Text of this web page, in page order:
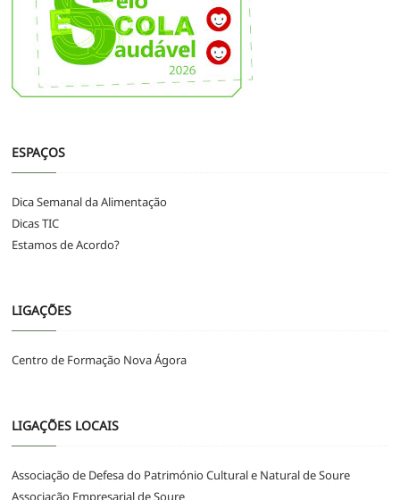
ESPAÇOS
Dica Semanal da Alimentação
Dicas TIC
Estamos de Acordo?
LIGAÇÕES
Centro de Formação Nova Ágora
LIGAÇÕES LOCAIS
Associação de Defesa do Património Cultural e Natural de Soure
Associação Empresarial de Soure